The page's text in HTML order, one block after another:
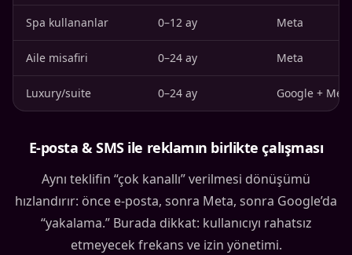
Spa kullananlar 0–12 ay Meta
Aile misafiri 0–24 ay Meta
Luxury/suite 0–24 ay Google + Meta
E-posta & SMS ile reklamın birlikte çalışması
Aynı teklifin “çok kanallı” verilmesi dönüşümü
hızlandırır: önce e-posta, sonra Meta, sonra Google’da
“yakalama.” Burada dikkat: kullanıcıyı rahatsız
etmeyecek frekans ve izin yönetimi.